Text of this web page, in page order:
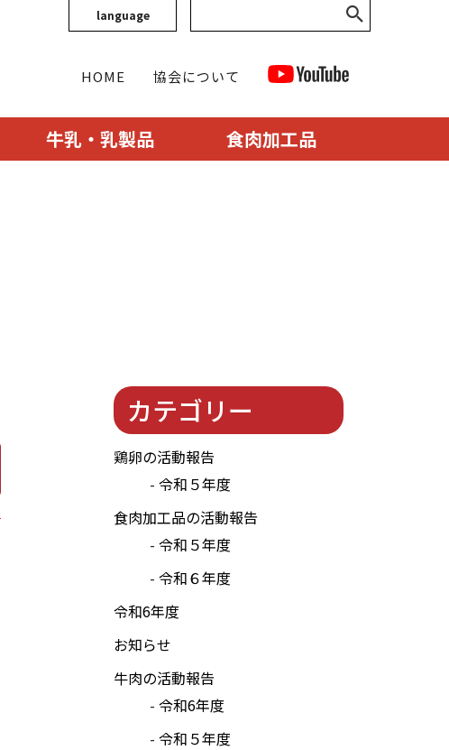
language
HOME 協会について
牛乳・乳製品 食肉加工品
カテゴリー
鶏卵の活動報告
令和５年度
食肉加工品の活動報告
令和５年度
令和６年度
令和6年度
お知らせ
牛肉の活動報告
令和6年度
令和５年度